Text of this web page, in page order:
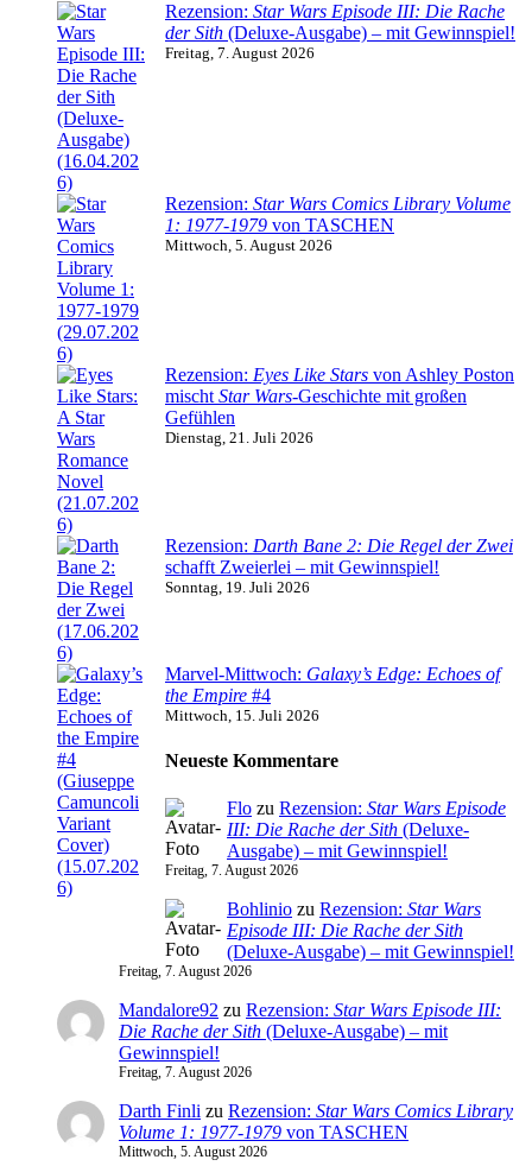
Rezension: Star Wars Episode III: Die Rache
der Sith (Deluxe-Ausgabe) – mit Gewinnspiel!
Freitag, 7. August 2026
Rezension: Star Wars Comics Library Volume
1: 1977-1979 von TASCHEN
Mittwoch, 5. August 2026
Rezension: Eyes Like Stars von Ashley Poston
mischt Star Wars-Geschichte mit großen
Gefühlen
Dienstag, 21. Juli 2026
Rezension: Darth Bane 2: Die Regel der Zwei
schafft Zweierlei – mit Gewinnspiel!
Sonntag, 19. Juli 2026
Marvel-Mittwoch: Galaxy’s Edge: Echoes of
the Empire #4
Mittwoch, 15. Juli 2026
Neueste Kommentare
Flo zu Rezension: Star Wars Episode
III: Die Rache der Sith (Deluxe-
Ausgabe) – mit Gewinnspiel!
Freitag, 7. August 2026
Bohlinio zu Rezension: Star Wars
Episode III: Die Rache der Sith
(Deluxe-Ausgabe) – mit Gewinnspiel!
Freitag, 7. August 2026
Mandalore92 zu Rezension: Star Wars Episode III:
Die Rache der Sith (Deluxe-Ausgabe) – mit
Gewinnspiel!
Freitag, 7. August 2026
Darth Finli zu Rezension: Star Wars Comics Library
Volume 1: 1977-1979 von TASCHEN
Mittwoch, 5. August 2026